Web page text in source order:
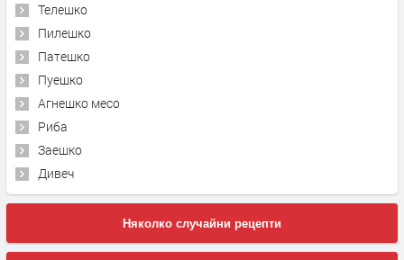
Телешко
Пилешко
Патешко
Пуешко
Агнешко месо
Риба
Заешко
Дивеч
Няколко случайни рецепти